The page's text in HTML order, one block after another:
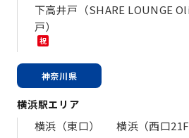
下高井戸（SHARE LOUNGE
戸）
祝
神奈川県
横浜駅エリア
横浜（東口） 横浜（西口21F